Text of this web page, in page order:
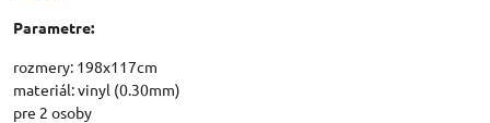
Parametre:
rozmery: 198x117cm
materiál: vinyl (0.30mm)
pre 2 osoby